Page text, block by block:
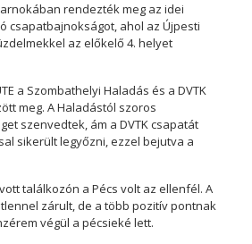
rendezték meg az idei
csapatbajnokságot, ahol az Újpesti
az előkelő 4. helyet
a Szombathelyi Haladás és a DVTK
meg. A Haladástól szoros
szenvedtek, ám a DVTK csapatát
sikerült legyőzni, ezzel bejutva a
találkozón a Pécs volt az ellenfél. A
zárult, de a több pozitív pontnak
végül a pécsieké lett.